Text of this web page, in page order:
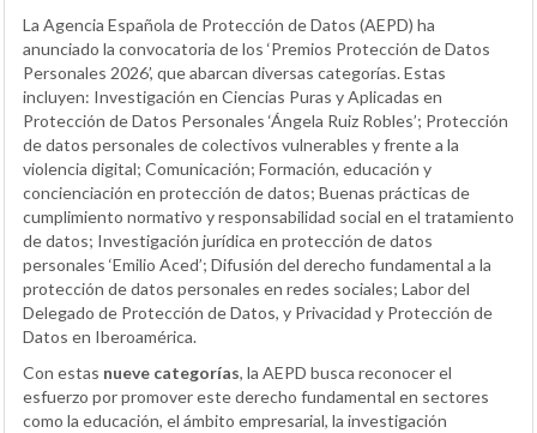
La Agencia Española de Protección de Datos (AEPD) ha
anunciado la convocatoria de los ‘Premios Protección de Datos
Personales 2026’, que abarcan diversas categorías. Estas
incluyen: Investigación en Ciencias Puras y Aplicadas en
Protección de Datos Personales ‘Ángela Ruiz Robles’; Protección
de datos personales de colectivos vulnerables y frente a la
violencia digital; Comunicación; Formación, educación y
concienciación en protección de datos; Buenas prácticas de
cumplimiento normativo y responsabilidad social en el tratamiento
de datos; Investigación jurídica en protección de datos
personales ‘Emilio Aced’; Difusión del derecho fundamental a la
protección de datos personales en redes sociales; Labor del
Delegado de Protección de Datos, y Privacidad y Protección de
Datos en Iberoamérica.
Con estas nueve categorías, la AEPD busca reconocer el
esfuerzo por promover este derecho fundamental en sectores
como la educación, el ámbito empresarial, la investigación